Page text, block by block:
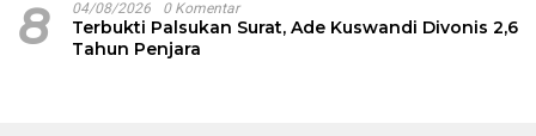
8 04/08/2026 0 Komentar
Terbukti Palsukan Surat, Ade Kuswandi Divonis 2,6
Tahun Penjara